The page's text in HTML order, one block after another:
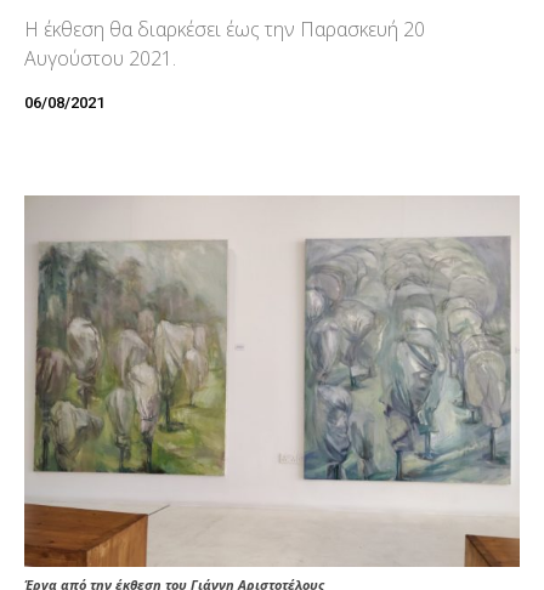
Η έκθεση θα διαρκέσει έως την Παρασκευή 20
Αυγούστου 2021.
06/08/2021
Έργα από την έκθεση του Γιάννη Αριστοτέλους